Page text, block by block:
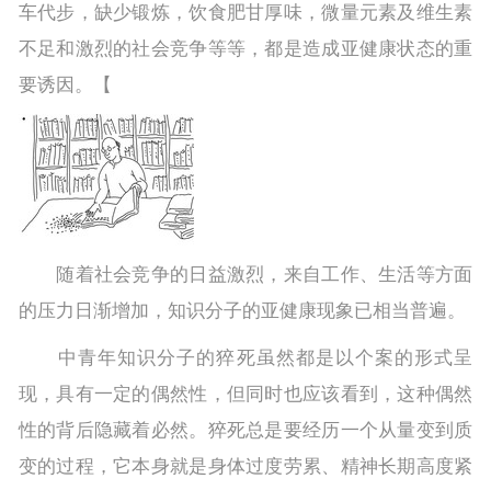
车代步，缺少锻炼，饮食肥甘厚味，微量元素及维生素
不足和激烈的社会竞争等等，都是造成亚健康状态的重
要诱因。【
随着社会竞争的日益激烈，来自工作、生活等方面
的压力日渐增加，知识分子的亚健康现象已相当普遍。
中青年知识分子的猝死虽然都是以个案的形式呈
现，具有一定的偶然性，但同时也应该看到，这种偶然
性的背后隐藏着必然。猝死总是要经历一个从量变到质
变的过程，它本身就是身体过度劳累、精神长期高度紧